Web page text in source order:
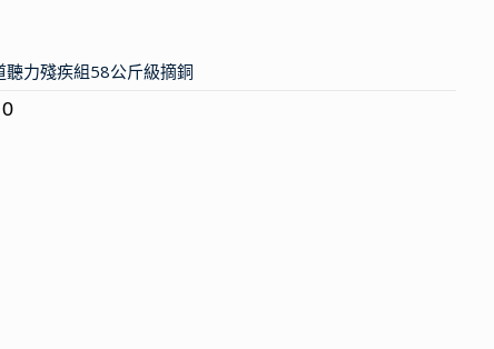
力殘疾組58公斤級摘銅
0